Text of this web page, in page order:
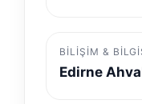
BILIŞIM &
Edirne